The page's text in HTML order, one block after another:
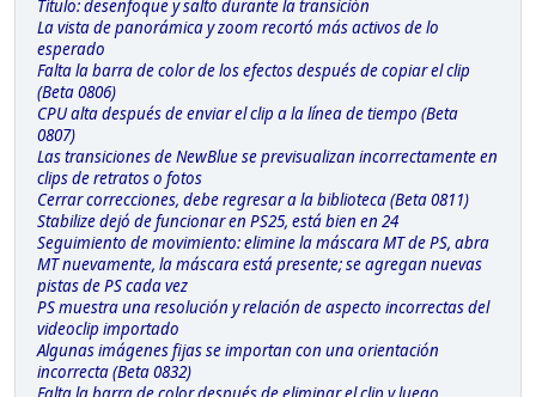
Título: desenfoque y salto durante la transición
La vista de panorámica y zoom recortó más activos de lo
esperado
Falta la barra de color de los efectos después de copiar el clip
(Beta 0806)
CPU alta después de enviar el clip a la línea de tiempo (Beta
0807)
Las transiciones de NewBlue se previsualizan incorrectamente en
clips de retratos o fotos
Cerrar correcciones, debe regresar a la biblioteca (Beta 0811)
Stabilize dejó de funcionar en PS25, está bien en 24
Seguimiento de movimiento: elimine la máscara MT de PS, abra
MT nuevamente, la máscara está presente; se agregan nuevas
pistas de PS cada vez
PS muestra una resolución y relación de aspecto incorrectas del
videoclip importado
Algunas imágenes fijas se importan con una orientación
incorrecta (Beta 0832)